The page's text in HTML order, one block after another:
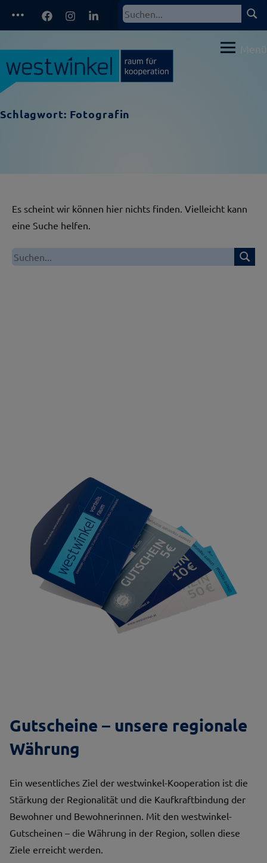
FacebookInstagramLinkedIn
Suchen
Menü
Schlagwort: Fotografin
Es scheint wir können hier nichts finden. Vielleicht kann
eine Suche helfen.
Suchen
Gutscheine – unsere regionale
Währung
Ein wesentliches Ziel der westwinkel-Kooperation ist die
Stärkung der Regionalität und die Kaufkraftbindung der
Bewohner und Bewohnerinnen. Mit den westwinkel-
Gutscheinen – die Währung in der Region, sollen diese
Ziele erreicht werden.